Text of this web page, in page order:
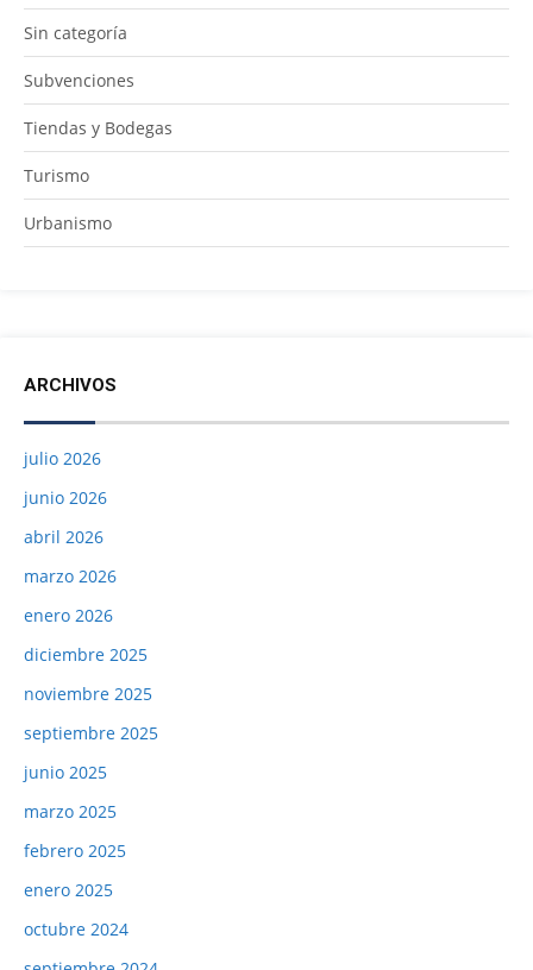
Sin categoría
Subvenciones
Tiendas y Bodegas
Turismo
Urbanismo
ARCHIVOS
julio 2026
junio 2026
abril 2026
marzo 2026
enero 2026
diciembre 2025
noviembre 2025
septiembre 2025
junio 2025
marzo 2025
febrero 2025
enero 2025
octubre 2024